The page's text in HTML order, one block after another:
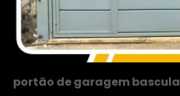
portão de garagem